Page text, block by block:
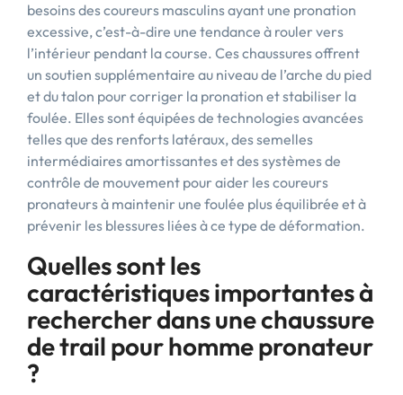
besoins des coureurs masculins ayant une pronation
excessive, c’est-à-dire une tendance à rouler vers
l’intérieur pendant la course. Ces chaussures offrent
un soutien supplémentaire au niveau de l’arche du pied
et du talon pour corriger la pronation et stabiliser la
foulée. Elles sont équipées de technologies avancées
telles que des renforts latéraux, des semelles
intermédiaires amortissantes et des systèmes de
contrôle de mouvement pour aider les coureurs
pronateurs à maintenir une foulée plus équilibrée et à
prévenir les blessures liées à ce type de déformation.
Quelles sont les
caractéristiques importantes à
rechercher dans une chaussure
de trail pour homme pronateur
?